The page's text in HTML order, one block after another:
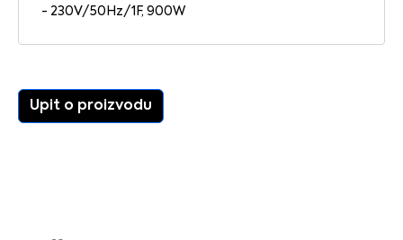
- 230V/50Hz/1F, 900W
Upit o proizvodu